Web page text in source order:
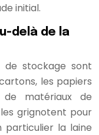
initial.
delà de la
de stockage sont
les papiers
matériaux de
grignotent pour
particulier la laine